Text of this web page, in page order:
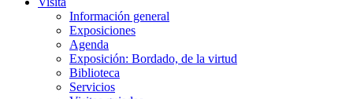
Información general
Exposiciones
Agenda
Exposición: Bordado, de la virtud
Biblioteca
Servicios